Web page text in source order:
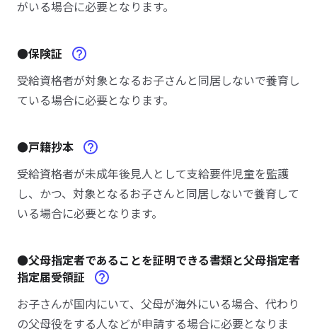
がいる場合に必要となります。
●保険証
受給資格者が対象となるお子さんと同居しないで養育し
ている場合に必要となります。
●戸籍抄本
受給資格者が未成年後見人として支給要件児童を監護
し、かつ、対象となるお子さんと同居しないで養育して
いる場合に必要となります。
●父母指定者であることを証明できる書類と父母指定者
指定届受領証
お子さんが国内にいて、父母が海外にいる場合、代わり
の父母役をする人などが申請する場合に必要となりま